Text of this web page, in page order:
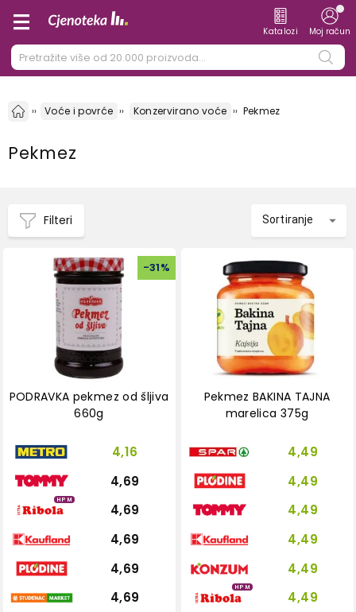
Katalozi Moj račun
Voće i povrće Konzervirano voće Pekmez
Pekmez
Filteri Sortiranje
-31%
PODRAVKA pekmez od šljiva
660g
4,16
4,69
HPM
4,69
4,69
4,69
4,69
Pekmez BAKINA TAJNA
marelica 375g
4,49
4,49
4,49
4,49
4,49
HPM
4,49